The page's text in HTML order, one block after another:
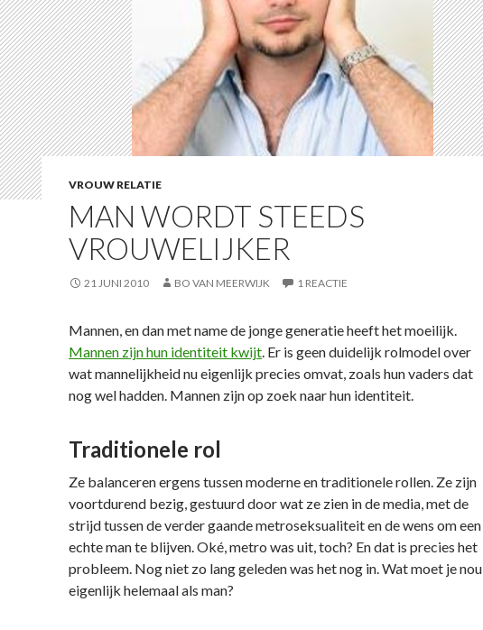
VROUW RELATIE
MAN WORDT STEEDS
VROUWELIJKER
21 JUNI 2010 BO VAN MEERWIJK 1 REACTIE
Mannen, en dan met name de jonge generatie heeft het moeilijk.
Mannen zijn hun identiteit kwijt. Er is geen duidelijk rolmodel over
wat mannelijkheid nu eigenlijk precies omvat, zoals hun vaders dat
nog wel hadden. Mannen zijn op zoek naar hun identiteit.
Traditionele rol
Ze balanceren ergens tussen moderne en traditionele rollen. Ze zijn
voortdurend bezig, gestuurd door wat ze zien in de media, met de
strijd tussen de verder gaande metroseksualiteit en de wens om een
echte man te blijven. Oké, metro was uit, toch? En dat is precies het
probleem. Nog niet zo lang geleden was het nog in. Wat moet je nou
eigenlijk helemaal als man?